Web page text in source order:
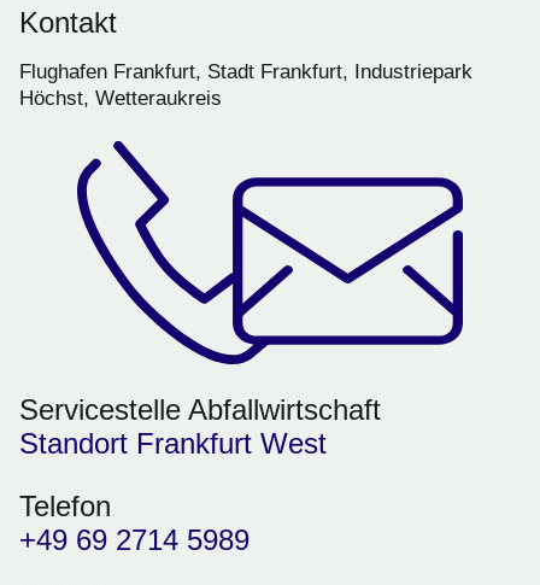
Kontakt
Flughafen Frankfurt, Stadt Frankfurt, Industriepark
Höchst, Wetteraukreis
Servicestelle Abfallwirtschaft
Standort Frankfurt West
Telefon
+49 69 2714 5989